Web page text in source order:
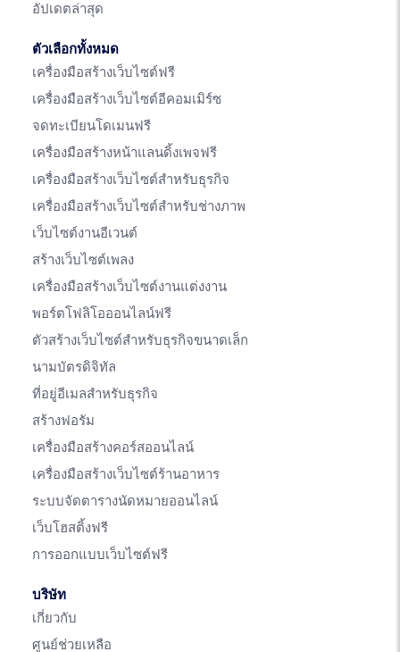
อัปเดตล่าสุด
ตัวเลือกทั้งหมด
เครื่องมือสร้างเว็บไซต์ฟรี
เครื่องมือสร้างเว็บไซต์อีคอมเมิร์ซ
จดทะเบียนโดเมนฟรี
เครื่องมือสร้างหน้าแลนดิ้งเพจฟรี
เครื่องมือสร้างเว็บไซต์สำหรับธุรกิจ
เครื่องมือสร้างเว็บไซต์สำหรับช่างภาพ
เว็บไซต์งานอีเวนต์
สร้างเว็บไซต์เพลง
เครื่องมือสร้างเว็บไซต์งานแต่งงาน
พอร์ตโฟลิโอออนไลน์ฟรี
ตัวสร้างเว็บไซต์สำหรับธุรกิจขนาดเล็ก
นามบัตรดิจิทัล
ที่อยู่อีเมลสำหรับธุรกิจ
สร้างฟอรัม
เครื่องมือสร้างคอร์สออนไลน์
เครื่องมือสร้างเว็บไซต์ร้านอาหาร
ระบบจัดตารางนัดหมายออนไลน์
เว็บโฮสติ้งฟรี
การออกแบบเว็บไซต์ฟรี
บริษัท
เกี่ยวกับ
ศูนย์ช่วยเหลือ